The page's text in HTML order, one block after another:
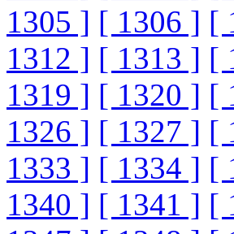
1305 ] [ 1306 ] [
1312 ] [ 1313 ] [
1319 ] [ 1320 ] [
1326 ] [ 1327 ] [
1333 ] [ 1334 ] [
1340 ] [ 1341 ] [